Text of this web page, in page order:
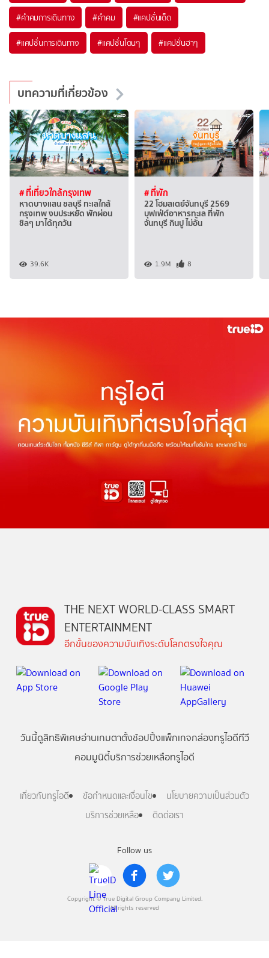
#คำคมการเดินทาง #คำคม #แคปชั่นเด็ด
#แคปชั่นการเดินทาง #แคปชั่นโดนๆ #แคปชั่นฮาๆ
บทความที่เกี่ยวข้อง
# ที่เที่ยวใกล้กรุงเทพ
หาดบางแสน ชลบุรี ทะเลใกล้
กรุงเทพ งบประหยัด พักผ่อน
ชิลๆ มาได้ทุกวัน
39.6K
# ที่พัก
22 โฮมสเตย์จันทบุรี 2569
บุฟเฟ่ต์อาหารทะเล ที่พัก
จันทบุรี กินปู ไม่อั้น
1.9M 8
Follow us
Copyright © True Digital Group Company Limited.
All rights reserved
THE NEXT WORLD-CLASS SMART
ENTERTAINMENT
อีกขั้นของความบันเทิงระดับโลกตรงใจคุณ
วันนี้ดูสิทธิพิเศษอ่านเกมตาตั้งช้อปปิ้งแพ็กเกจกล่องทรูไอดีทีวี
คอมมูนิตี้บริการช่วยเหลือทรูไอดี
เกี่ยวกับทรูไอดี ข้อกำหนดและเงื่อนไข
นโยบายความเป็นส่วนตัว
บริการช่วยเหลือ
ติดต่อเรา